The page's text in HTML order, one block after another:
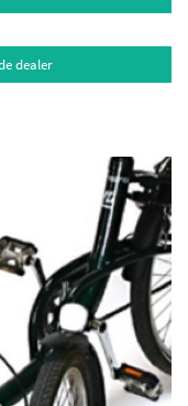
dealer